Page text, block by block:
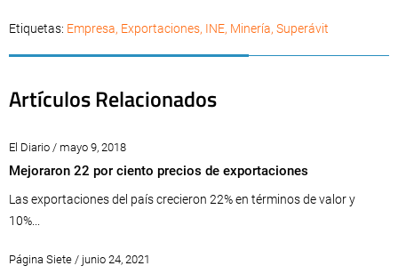
Etiquetas: Empresa, Exportaciones, INE, Minería, Superávit
Artículos Relacionados
El Diario / mayo 9, 2018
Mejoraron 22 por ciento precios de exportaciones
Las exportaciones del país crecieron 22% en términos de valor y
10%...
Página Siete / junio 24, 2021